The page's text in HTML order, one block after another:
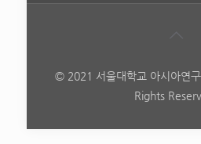
© 2021 서울대학교 아시아연구
Rights